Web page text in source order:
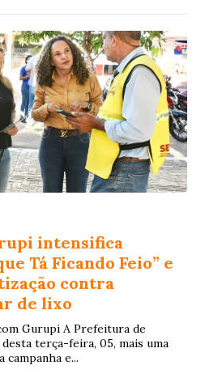
intensifica
Tá Ficando Feio” e
contra
de lixo
Gurupi A Prefeitura de
terça-feira, 05, mais uma
campanha e...